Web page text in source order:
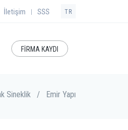
İletişim | SSS TR
FİRMA KAYDI
Sineklik / Emir Yapı